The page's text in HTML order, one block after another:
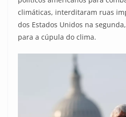
climáticas, interditaram ruas
dos Estados Unidos na
para a cúpula do clima.